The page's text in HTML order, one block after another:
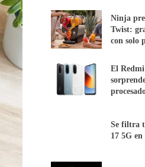
Ninja
Twist:
con solo
El
Se filtra
17 5G